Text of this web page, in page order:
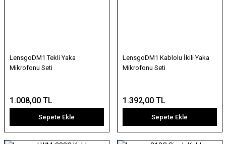
LensgoDM1 Tekli Yaka
Mikrofonu Seti
1.008,00 TL
Sepete Ekle
LensgoDM1 Kablolu İkili Yaka
Mikrofonu Seti
1.392,00 TL
Sepete Ekle